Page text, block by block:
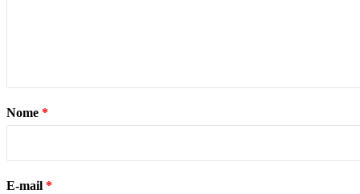
Nome *
E-mail *